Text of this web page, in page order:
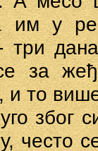
им у
три
за
и то
због
често